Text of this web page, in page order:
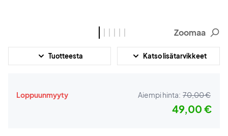
Zoomaa
Tuotteesta Katso lisätarvikkeet
Loppuunmyyty Aiempi hinta: 70,00 €
49,00 €